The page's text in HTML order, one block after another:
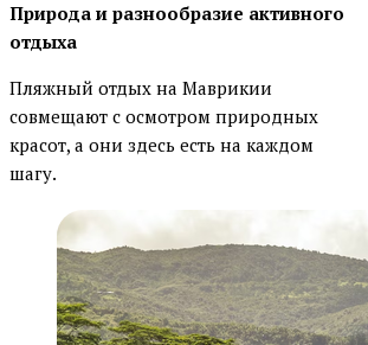
Природа и разнообразие активного
отдыха
Пляжный отдых на Маврикии
совмещают с осмотром природных
красот, а они здесь есть на каждом
шагу.